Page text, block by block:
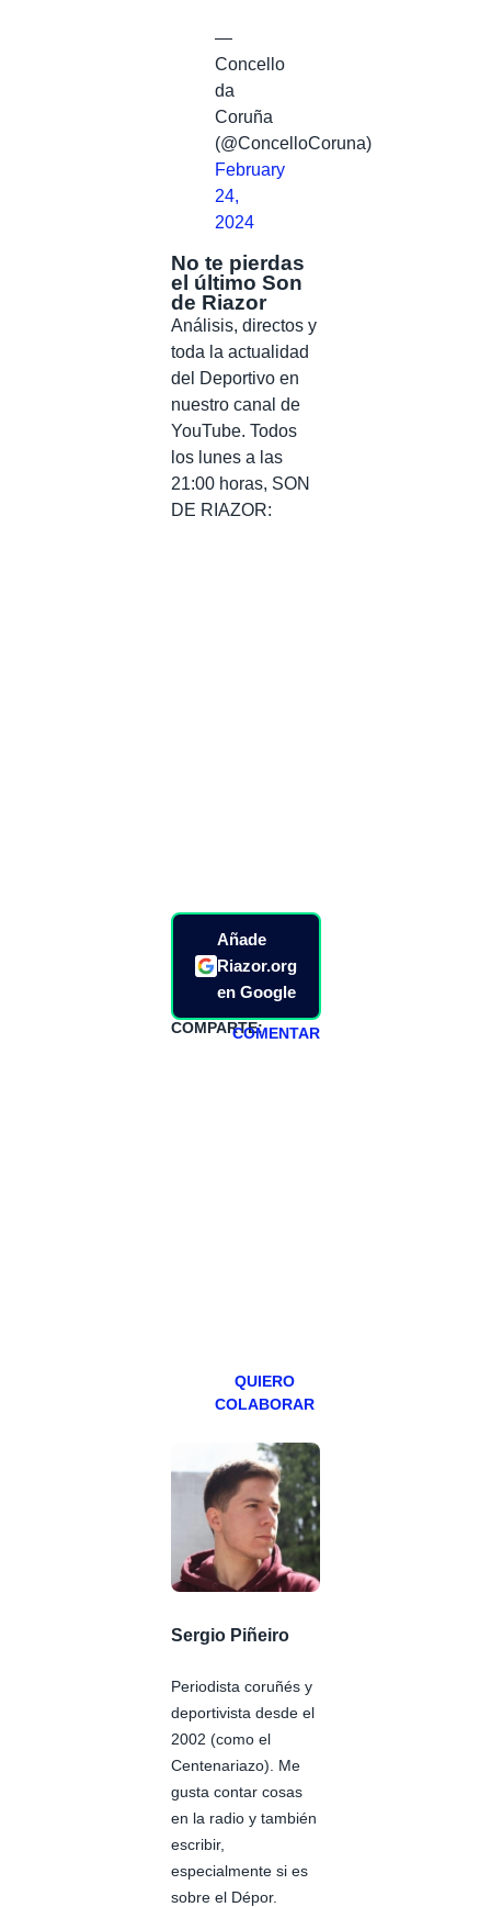
—
Concello
da
Coruña
(@ConcelloCoruna)
February
24,
2024
No te pierdas
el último Son
de Riazor
Análisis, directos y
toda la actualidad
del Deportivo en
nuestro canal de
YouTube. Todos
los lunes a las
21:00 horas, SON
DE RIAZOR:
Añade
Riazor.org
en Google
COMPARTE:COMENTAR
QUIERO
COLABORAR
Sergio Piñeiro
Periodista coruñés y
deportivista desde el
2002 (como el
Centenariazo). Me
gusta contar cosas
en la radio y también
escribir,
especialmente si es
sobre el Dépor.